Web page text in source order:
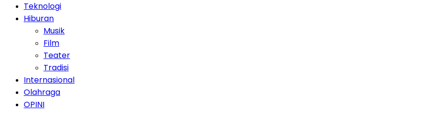
Teknologi
Hiburan
Musik
Film
Teater
Tradisi
Internasional
Olahraga
OPINI